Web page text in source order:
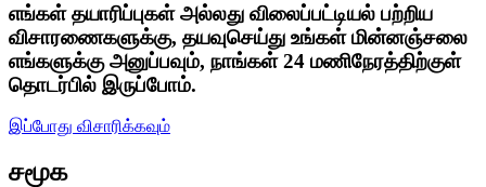
எங்கள் தயாரிப்புகள் அல்லது விலைப்பட்டியல் பற்றிய
விசாரணைகளுக்கு, தயவுசெய்து உங்கள் மின்னஞ்சலை
எங்களுக்கு அனுப்பவும், நாங்கள் 24 மணிநேரத்திற்குள்
தொடர்பில் இருப்போம்.
இப்போது விசாரிக்கவும்
சமூக